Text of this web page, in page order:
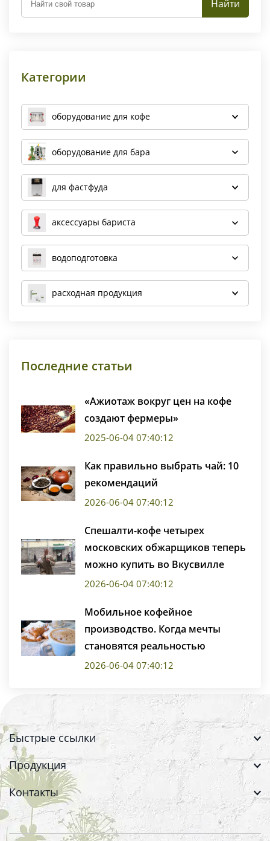
Найти
Категории
оборудование для кофе
оборудование для бара
для фастфуда
аксессуары бариста
водоподготовка
расходная продукция
Последние статьи
«Ажиотаж вокруг цен на кофе
создают фермеры»
2025-06-04 07:40:12
Как правильно выбрать чай: 10
рекомендаций
2026-06-04 07:40:12
Спешалти-кофе четырех
московских обжарщиков теперь
можно купить во Вкусвилле
2026-06-04 07:40:12
Мобильное кофейное
производство. Когда мечты
становятся реальностью
2026-06-04 07:40:12
Быстрые ссылки
Продукция
Контакты